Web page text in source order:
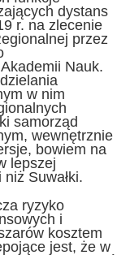
dystans
r. na zlecenie
przez
Nauk.
w nim
samorząd
wewnętrznie
bowiem na
lepszej
Suwałki.
ryzyko
i
kosztem
jest, że w